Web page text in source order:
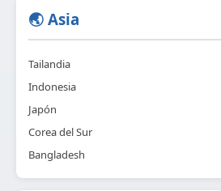
🌏 Asia
Tailandia
Indonesia
Japón
Corea del Sur
Bangladesh